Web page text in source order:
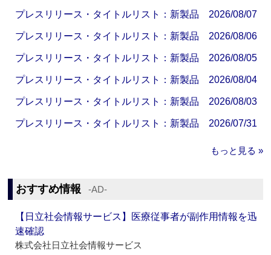
プレスリリース・タイトルリスト：新製品 2026/08/07
プレスリリース・タイトルリスト：新製品 2026/08/06
プレスリリース・タイトルリスト：新製品 2026/08/05
プレスリリース・タイトルリスト：新製品 2026/08/04
プレスリリース・タイトルリスト：新製品 2026/08/03
プレスリリース・タイトルリスト：新製品 2026/07/31
もっと見る »
おすすめ情報 ‐AD‐
【日立社会情報サービス】医療従事者が副作用情報を迅
速確認
株式会社日立社会情報サービス